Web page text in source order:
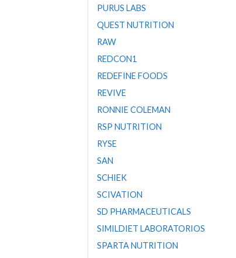
PURUS LABS
QUEST NUTRITION
RAW
REDCON1
REDEFINE FOODS
REVIVE
RONNIE COLEMAN
RSP NUTRITION
RYSE
SAN
SCHIEK
SCIVATION
SD PHARMACEUTICALS
SIMILDIET LABORATORIOS
SPARTA NUTRITION